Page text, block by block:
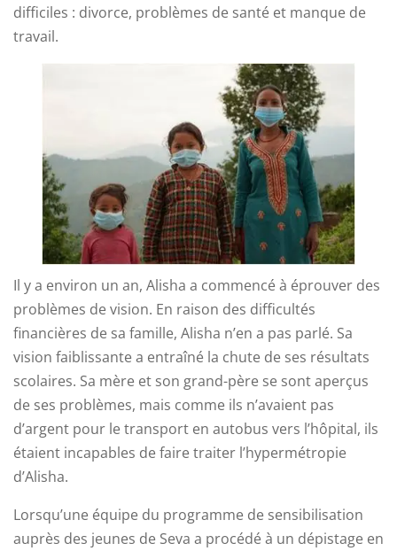
difficiles : divorce, problèmes de santé et manque de
travail.
Il y a environ un an, Alisha a commencé à éprouver des
problèmes de vision. En raison des difficultés
financières de sa famille, Alisha n’en a pas parlé. Sa
vision faiblissante a entraîné la chute de ses résultats
scolaires. Sa mère et son grand-père se sont aperçus
de ses problèmes, mais comme ils n’avaient pas
d’argent pour le transport en autobus vers l’hôpital, ils
étaient incapables de faire traiter l’hypermétropie
d’Alisha.
Lorsqu’une équipe du programme de sensibilisation
auprès des jeunes de Seva a procédé à un dépistage en